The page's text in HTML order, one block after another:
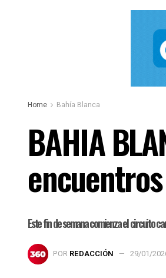
Home Bahía Blanca
BAHIA
Este fin de semana comienza el circuito
POR REDACCIÓN 29/01/